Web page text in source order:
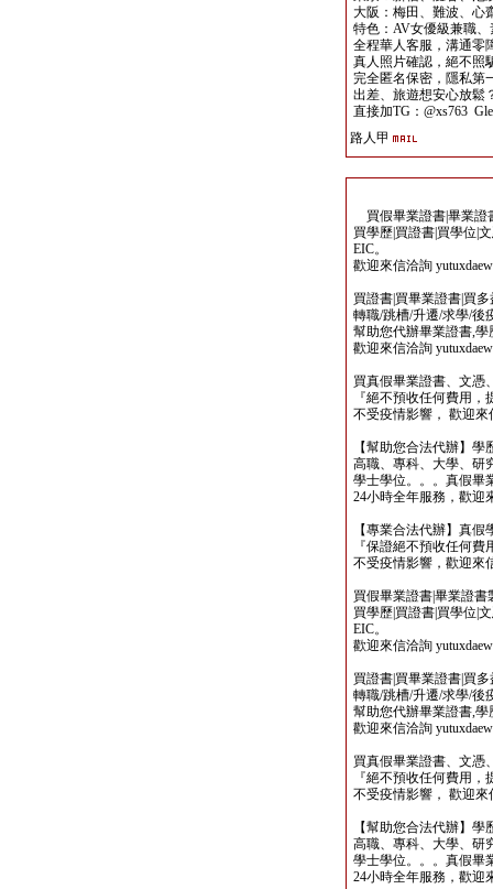
大阪：梅田、難波、心
特色：AV女優級兼職
全程華人客服，溝通零
真人照片確認，絕不照
完全匿名保密，隱私第
出差、旅遊想安心放鬆
直接加TG：@xs763
路人甲
買假畢業證書|畢業證
買學歷|買證書|買學位|
EIC。
歡迎來信洽詢
買證書|買畢業證書|買多
轉職/跳槽/升遷/求學/後
幫助您代辦畢業證書,學
歡迎來信洽詢
買真假畢業證書、文憑
『絕不預收任何費用
不受疫情影響， 歡迎來
【幫助您合法代辦】
高職、專科、大學、研
學士學位。。。真假畢
24小時全年服務，歡迎
【專業合法代辦】真
『保證絕不預收任何
不受疫情影響，歡迎來
買假畢業證書|畢業證書
買學歷|買證書|買學位|
EIC。
歡迎來信洽詢
買證書|買畢業證書|買多
轉職/跳槽/升遷/求學/後
幫助您代辦畢業證書,學
歡迎來信洽詢
買真假畢業證書、文憑
『絕不預收任何費用
不受疫情影響， 歡迎來
【幫助您合法代辦】
高職、專科、大學、研
學士學位。。。真假畢
24小時全年服務，歡迎